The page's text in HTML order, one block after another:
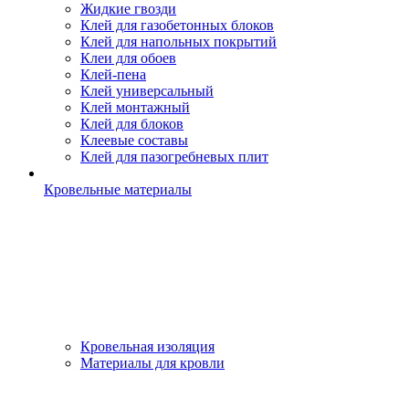
Жидкие гвозди
Клей для газобетонных блоков
Клей для напольных покрытий
Клеи для обоев
Клей-пена
Клей универсальный
Клей монтажный
Клей для блоков
Клеевые составы
Клей для пазогребневых плит
Кровельные материалы
Кровельная изоляция
Материалы для кровли